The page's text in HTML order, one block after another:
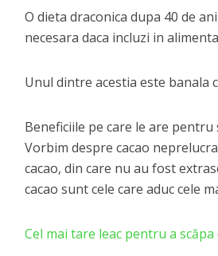
O dieta draconica dupa 40 de
necesara daca incluzi in
Unul dintre acestia este banala
Beneficiile pe care le are
Vorbim despre cacao
cacao, din care nu au fost
cacao sunt cele care aduc cele
Cel mai tare leac pentru a